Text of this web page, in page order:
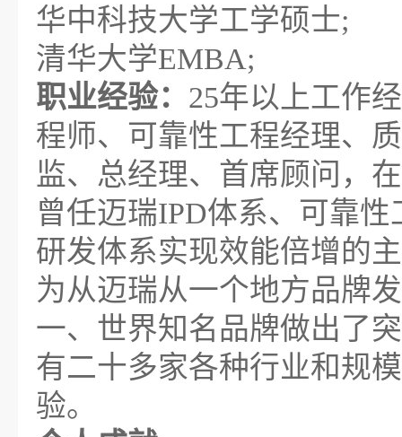
华中科技大学工学硕士;
清华大学EMBA;
职业经验： 25年以上工作
程师、可靠性工程经理、
监、总经理、首席顾问，
曾任迈瑞IPD体系、可靠
研发体系实现效能倍增的
为从迈瑞从一个地方品牌
一、世界知名品牌做出了
有二十多家各种行业和规
验。